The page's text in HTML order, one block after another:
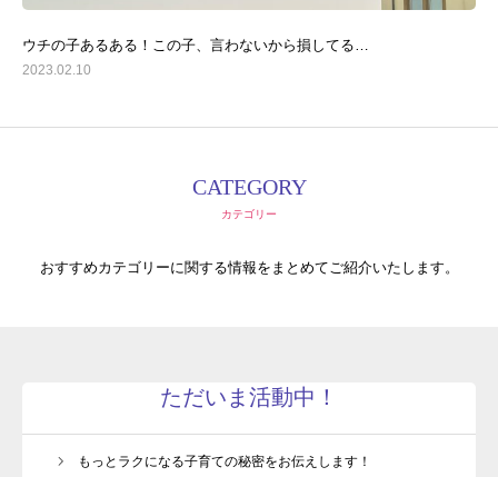
ウチの子あるある！この子、言わないから損してる…
2023.02.10
CATEGORY
カテゴリー
おすすめカテゴリーに関する情報をまとめてご紹介いたします。
ただいま活動中！
もっとラクになる子育ての秘密をお伝えします！